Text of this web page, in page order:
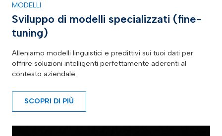
MODELLI
Sviluppo di modelli specializzati (fine-
tuning)
Alleniamo modelli linguistici e predittivi sui tuoi dati per
offrire soluzioni intelligenti perfettamente aderenti al
contesto aziendale.
SCOPRI DI PIÙ